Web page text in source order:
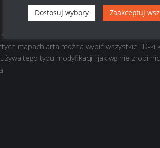
to że widać nawet nie tyle że na mapie
mapach arta można wybić wszystkie TD-ki
tego typu modyfikacji i jak wg nie zrobi
Dostosuj wybory Zaakceptuj